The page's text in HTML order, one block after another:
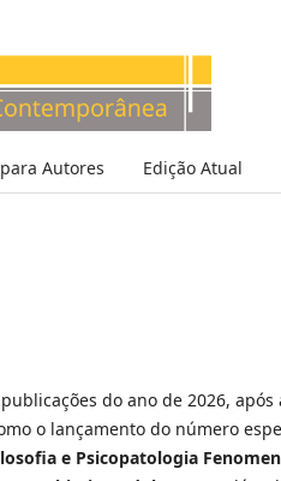
Autores Edição Atual
do ano de 2026, após
o lançamento do número
e Psicopatologia